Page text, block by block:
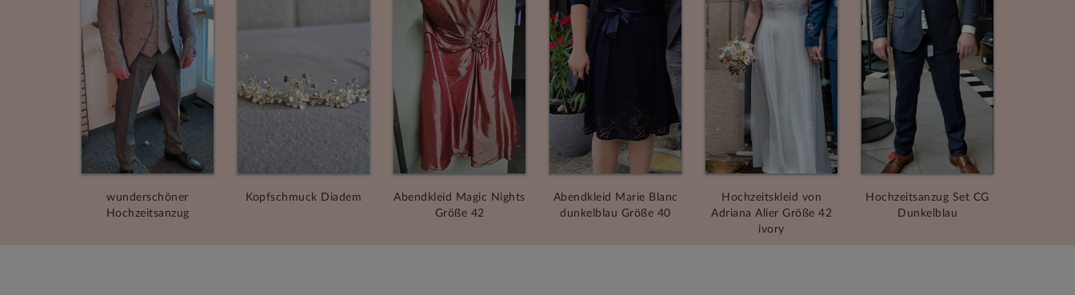
wunderschöner
Hochzeitsanzug
Kopfschmuck Diadem
Abendkleid Magic Nights
Größe 42
Abendkleid Marie Blanc
dunkelblau Größe 40
Hochzeitskleid von
Adriana Alier Größe 42
ivory
Hochzeitsanzug Set CG
Dunkelblau